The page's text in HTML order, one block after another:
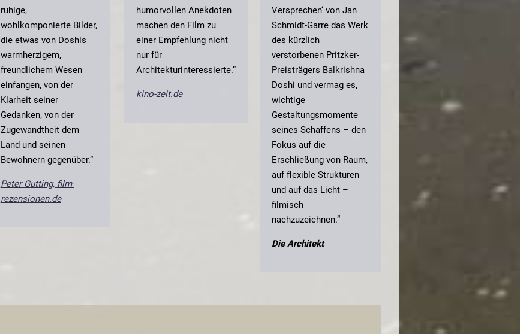
ruhige,
wohlkomponierte Bilder,
die etwas von Doshis
warmherzigem,
freundlichem Wesen
einfangen, von der
Klarheit seiner
Gedanken, von der
Zugewandtheit dem
Land und seinen
Bewohnern gegenüber.“
Peter Gutting, film-
rezensionen.de
humorvollen Anekdoten
machen den Film zu
einer Empfehlung nicht
nur für
Architekturinteressierte.“
kino-zeit.de
Versprechen‘ von Jan
Schmidt-Garre das Werk
des kürzlich
verstorbenen Pritzker-
Preisträgers Balkrishna
Doshi und vermag es,
wichtige
Gestaltungsmomente
seines Schaffens – den
Fokus auf die
Erschließung von Raum,
auf flexible Strukturen
und auf das Licht –
filmisch
nachzuzeichnen.“
Die Architekt